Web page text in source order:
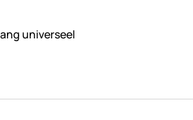
universeel